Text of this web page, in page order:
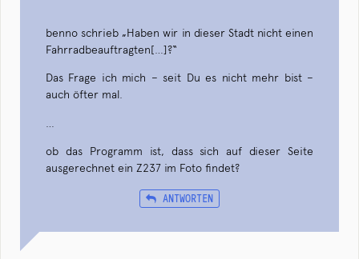
benno schrieb „Haben wir in dieser Stadt nicht einen
Fahrradbeauftragten[…]?“
Das Frage ich mich – seit Du es nicht mehr bist –
auch öfter mal.
ob das Programm ist, dass sich auf dieser Seite
ausgerechnet ein Z237 im Foto findet?
ANTWORTEN